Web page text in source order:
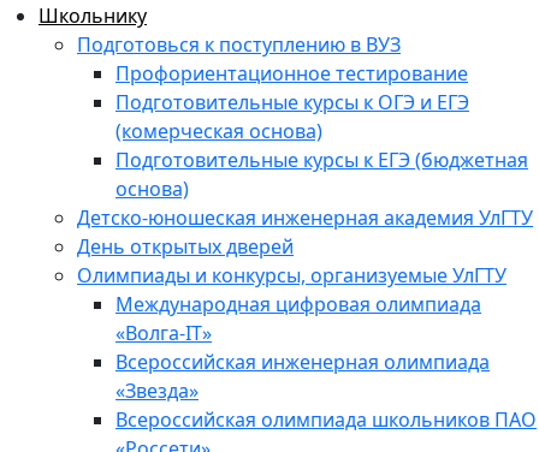
Школьнику
Подготовься к поступлению в ВУЗ
Профориентационное тестирование
Подготовительные курсы к ОГЭ и ЕГЭ
(комерческая основа)
Подготовительные курсы к ЕГЭ (бюджетная
основа)
Детско-юношеская инженерная академия УлГТУ
День открытых дверей
Олимпиады и конкурсы, организуемые УлГТУ
Международная цифровая олимпиада
«Волга-IT»
Всероссийская инженерная олимпиада
«Звезда»
Всероссийская олимпиада школьников ПАО